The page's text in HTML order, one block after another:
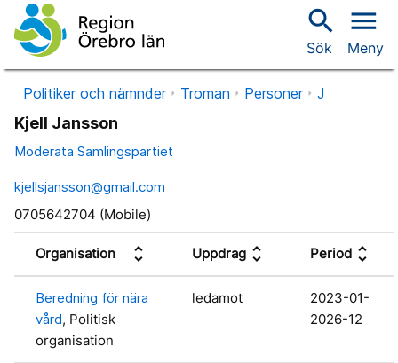
search
Sök
menu
Meny
Politiker och nämnder Troman Personer J
Kjell Jansson
Moderata Samlingspartiet
kjellsjansson@gmail.com
0705642704 (Mobile)
Organisation unfold_more Uppdrag unfold_more Period unfold_more
Beredning för nära
vård, Politisk
organisation
ledamot
2023-01-
2026-12